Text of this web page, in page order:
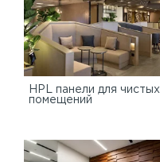
HPL панели для чистых
помещений